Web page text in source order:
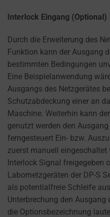
Interlock Eingang (Optional)
Durch die Erweiterung des
Funktion kann der Ausgang
bestimmten Bedingungen
Eine Beispielanwendung
Ausgangs des Netzgerätes
Schutzabdeckung einer an
Maschine. Weiterhin kann
genutzt werden den
ferngesteuert Ein- bzw.
zuerst manuell
Interlock Signal freigegeben
Labornetzgeräten der DP-S
als potentialfreie Schleife
Unterbrechung den
die Optionsbezeichnung